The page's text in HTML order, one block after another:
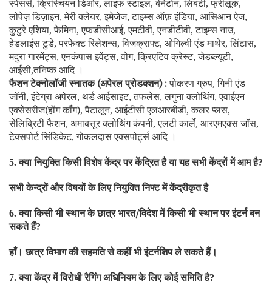
स्पेंसर्स,क्रिस्चियन डिओर,लाइफ स्टाइल,बेनेटोन,लिबर्टी,फ्रीलूक,
लोपेज़ डिज़ाइन,मेरी क्लेयर,इमेजेज,टाइम्स ऑफ़ इंडिया, आसिआन ऐज,
कुटुरे एशिया,फेमिना,एफडीसीआई,एमटीवी,एनडीटीवी,टाइम्स नाउ,
हेडलाइंस टुडे,परफेक्ट रिलेशन्स,विजक्राफ्ट, ओगिल्वी एंड माथेर,लिंटास,
मदुरा गारमेंट्स,एनकंपास इवेंट्स,वोग,क्रिएटिव क्रेस्ट,जेडब्ल्यूटी,
आईसी,तनिष्क आदि ।
फैशन टेक्नोलॉजी स्नातक (अपेरल प्रोडक्शन) : पोकरण ग्रुप,गिनी एंड
जॉनी,इंटेग्रा अपेरल, थर्ड आईसाइट,तफलेस,लगुना क्लोथिंग,एवाईएन
एक्सेसरीज(होंग कॉंग),पैंटालून, आईटीसी एलआरबीडी,कलर प्लस,
सेलिब्रिटी फैशन, अमाबत्तूर क्लोथिंग कंपनी,एलटी कार्ले, आरएमएक्स जॉस,
टेक्सपोर्ट सिंडिकेट,गोकलदास एक्सपोर्ट्स आदि ।
5.क्या नियुक्ति किसी विशेष केंद्र पर केंद्रित है या यह सभी केंद्रों में आम है?
सभी केन्द्रों और विषयों के लिए नियुक्ति निफ्ट में केंद्रीकृत है
6.क्या किसी भी स्थान के छात्र भारत/विदेश में किसी भी स्थान पर इंटर्न बन
सकते हैं?
हाँ। छात्र विभाग की सहमति से कहीं भी इंटर्नशिप ले सकते हैं।
7.क्या केंद्र में विरोधी रैगिंग अधिनियम के लिए कोई समिति है?